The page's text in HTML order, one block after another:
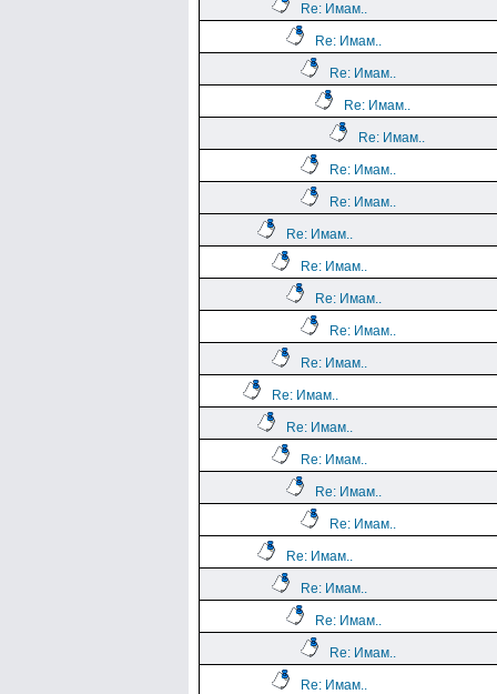
Re: Имам..
Re: Имам..
Re: Имам..
Re: Имам..
Re: Имам..
Re: Имам..
Re: Имам..
Re: Имам..
Re: Имам..
Re: Имам..
Re: Имам..
Re: Имам..
Re: Имам..
Re: Имам..
Re: Имам..
Re: Имам..
Re: Имам..
Re: Имам..
Re: Имам..
Re: Имам..
Re: Имам..
Re: Имам..